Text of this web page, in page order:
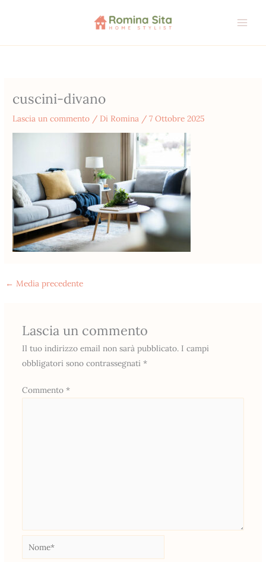
cuscini-divano
Lascia un commento / Di Romina /7 Ottobre 2025
← Media precedente
Lascia un commento
Il tuo indirizzo email non sarà pubblicato. I campi
obbligatori sono contrassegnati *
Commento *
Nome*